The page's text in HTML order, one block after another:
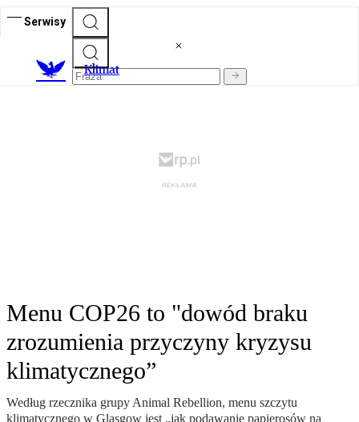
Serwisy
Klimat
Menu COP26 to "dowód braku
zrozumienia przyczyny kryzysu
klimatycznego”
Według rzecznika grupy Animal Rebellion, menu szczytu
klimatycznego w Glasgow jest „jak podawanie papierosów na